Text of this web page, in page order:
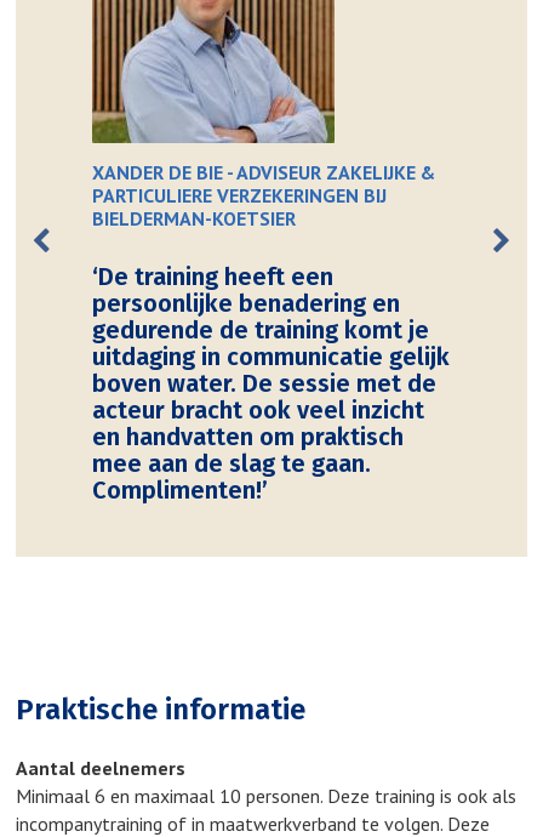
XANDER DE BIE - ADVISEUR ZAKELIJKE &
PARTICULIERE VERZEKERINGEN BIJ
BIELDERMAN-KOETSIER
‘De training heeft een
persoonlijke benadering en
gedurende de training komt je
uitdaging in communicatie gelijk
boven water. De sessie met de
acteur bracht ook veel inzicht
en handvatten om praktisch
mee aan de slag te gaan.
Complimenten!’
Praktische informatie
Aantal deelnemers
Minimaal 6 en maximaal 10 personen. Deze training is ook als
incompanytraining of in maatwerkverband te volgen. Deze